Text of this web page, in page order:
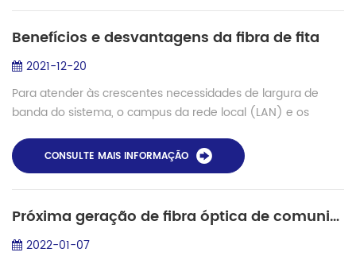
Benefícios e desvantagens da fibra de fita
2021-12-20
Para atender às crescentes necessidades de largura de
banda do sistema, o campus da rede local (LAN) e os
data center, estão migrando para contagens d...
CONSULTE MAIS INFORMAÇÃO
Próxima geração de fibra óptica de comunicação - Como encontrar as melhores soluções para emenda de fibra de vários núcleos
2022-01-07